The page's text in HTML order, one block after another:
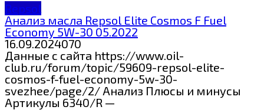
Repsol
Анализ масла Repsol Elite Cosmos F Fuel
Economy 5W-30 05.2022
16.09.2024070
Данные с сайта https://www.oil-
club.ru/forum/topic/59609-repsol-elite-
cosmos-f-fuel-economy-5w-30-
svezhee/page/2/ Анализ Плюсы и минусы
Артикулы 6340/R —